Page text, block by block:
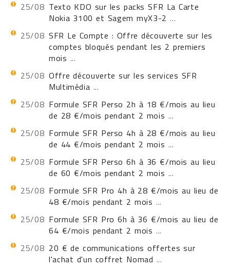
25/08 Texto KDO sur les packs SFR La Carte
Nokia 3100 et Sagem myX3-2 ...
25/08 SFR Le Compte : Offre découverte sur les
comptes bloqués pendant les 2 premiers
mois ...
25/08 Offre découverte sur les services SFR
Multimédia ...
25/08 Formule SFR Perso 2h à 18 €/mois au lieu
de 28 €/mois pendant 2 mois ...
25/08 Formule SFR Perso 4h à 28 €/mois au lieu
de 44 €/mois pendant 2 mois ...
25/08 Formule SFR Perso 6h à 36 €/mois au lieu
de 60 €/mois pendant 2 mois ...
25/08 Formule SFR Pro 4h à 28 €/mois au lieu de
48 €/mois pendant 2 mois ...
25/08 Formule SFR Pro 6h à 36 €/mois au lieu de
64 €/mois pendant 2 mois ...
25/08 20 € de communications offertes sur
l'achat d'un coffret Nomad ...